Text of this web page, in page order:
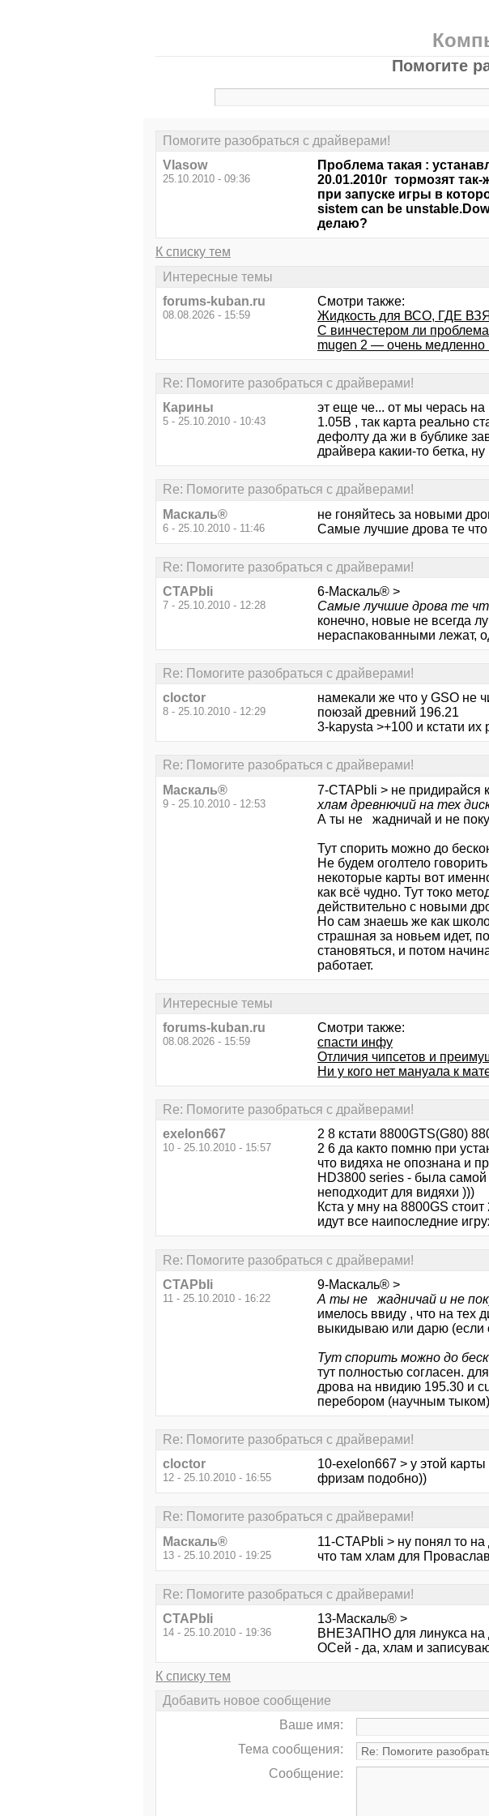
Помогите
Помогите разобраться с драйверами!
Vlasow
25.10.2010 - 09:36
Проблема такая :
20.01.2010г тормозят
при запуске игры в
sistem can be
делаю?
К списку тем
Интересные темы
forums-kuban.ru
08.08.2026 - 15:59
Смотри также:
Жидкость для ВСО, ГДЕ
С винчестером ли
mugen 2 — очень медленно
Re: Помогите разобраться с драйверами!
Карины
5 - 25.10.2010 - 10:43
эт еще че... от мы черась
1.05В , так карта реально
дефолту да жи в бублике
драйвера какии-то бетка,
Re: Помогите разобраться с драйверами!
Маскаль®
6 - 25.10.2010 - 11:46
не гоняйтесь за новыми
Самые лучшие дрова те
Re: Помогите разобраться с драйверами!
CTAPbIi
7 - 25.10.2010 - 12:28
6-Маскаль® >
Самые лучшие дрова те
конечно, новые не всегда
нераспакованными лежат,
Re: Помогите разобраться с драйверами!
cloctor
8 - 25.10.2010 - 12:29
намекали же что у GSO не
поюзай древний 196.21
3-kapysta >+100 и кстати
Re: Помогите разобраться с драйверами!
Маскаль®
9 - 25.10.2010 - 12:53
7-CTAPbIi > не придирайся
хлам древнючий на тех
А ты не жадничай и не
Тут спорить можно до
Не будем оголтело
некоторые карты вот
как всё чудно. Тут токо
действительно с новыми
Но сам знаешь же как
страшная за новьем идет,
становяться, и потом
работает.
Интересные темы
forums-kuban.ru
08.08.2026 - 15:59
Смотри также:
спасти инфу
Отличия чипсетов и
Ни у кого нет мануала к
Re: Помогите разобраться с драйверами!
exelon667
10 - 25.10.2010 - 15:57
2 8 кстати 8800GTS(G80)
2 6 да както помню при
что видяха не опознана и
HD3800 series - была
неподходит для видяхи )))
Кста у мну на 8800GS
идут все наипоследние
Re: Помогите разобраться с драйверами!
CTAPbIi
11 - 25.10.2010 - 16:22
9-Маскаль® >
А ты не жадничай и не
имелось ввиду , что на тех
выкидываю или дарю (если
Тут спорить можно до
тут полностью согласен.
дрова на нвидию 195.30 и
перебором (научным
Re: Помогите разобраться с драйверами!
cloctor
12 - 25.10.2010 - 16:55
10-exelon667 > у этой
фризам подобно))
Re: Помогите разобраться с драйверами!
Маскаль®
13 - 25.10.2010 - 19:25
11-CTAPbIi > ну понял то
что там хлам для
Re: Помогите разобраться с драйверами!
CTAPbIi
14 - 25.10.2010 - 19:36
13-Маскаль® >
ВНЕЗАПНО для линукса на
ОСей - да, хлам и
К списку тем
Добавить новое сообщение
Ваше имя:
Тема сообщения:
Сообщение: